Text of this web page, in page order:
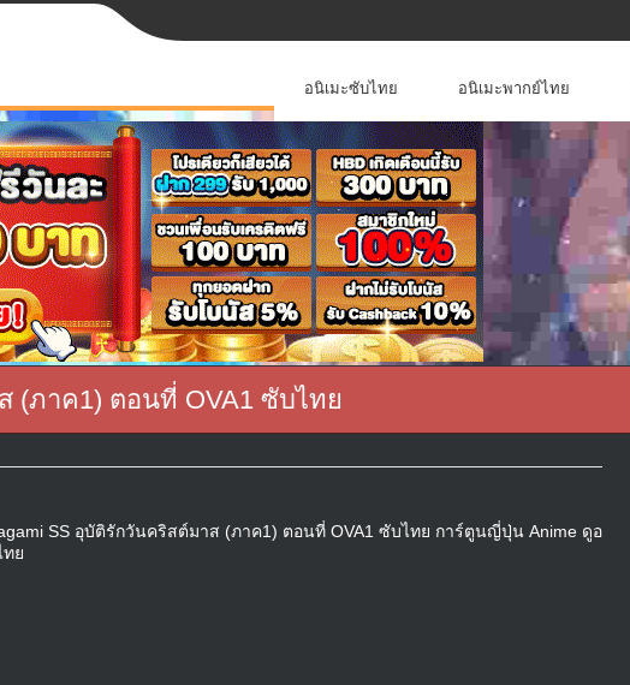
อนิเมะซับไทย อนิเมะพากย์ไทย
(ภาค1) ตอนที่ OVA1 ซับไทย
SS อุบัติรักวันคริสต์มาส (ภาค1) ตอนที่ OVA1 ซับไทย การ์ตูนญี่ปุ่น Anime ดูอ
ย